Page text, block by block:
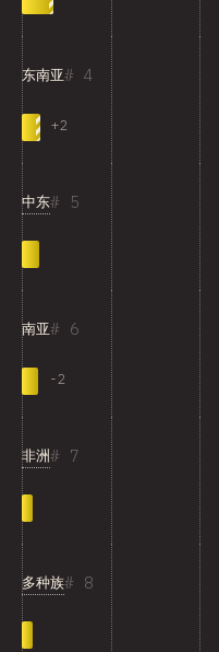
4
东南亚
+2
5
中东
6
南亚
-2
7
非洲
8
多种族